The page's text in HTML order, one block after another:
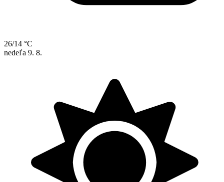
26/14 °C
nedeľa 9. 8.